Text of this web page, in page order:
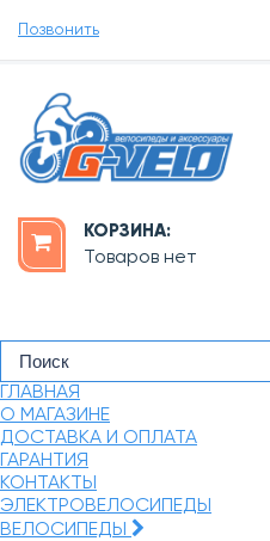
Позвонить
КОРЗИНА:
Товаров нет
ГЛАВНАЯ
О МАГАЗИНЕ
ДОСТАВКА И ОПЛАТА
ГАРАНТИЯ
КОНТАКТЫ
ЭЛЕКТРОВЕЛОСИПЕДЫ
ВЕЛОСИПЕДЫ